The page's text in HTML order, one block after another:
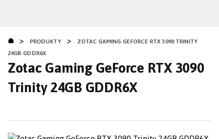
obsahu
> PRODUKTY >
ZOTAC GAMING GEFORCE RTX 3090 TRINITY
24GB GDDR6X
Zotac Gaming GeForce RTX 3090
Trinity 24GB GDDR6X